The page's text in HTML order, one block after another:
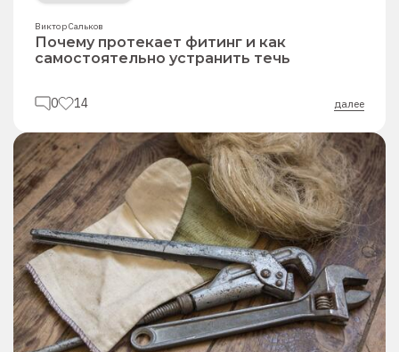
Виктор Сальков
Почему протекает фитинг и как
самостоятельно устранить течь
0 14 далее